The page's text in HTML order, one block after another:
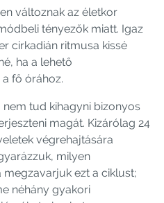
változnak az életkor
tényezők miatt. Igaz
cirkadián ritmusa kissé
ha a lehető
fő órához.
tud kihagyni bizonyos
magát. Kizárólag 24
végrehajtására
milyen
ezt a ciklust;
néhány gyakori